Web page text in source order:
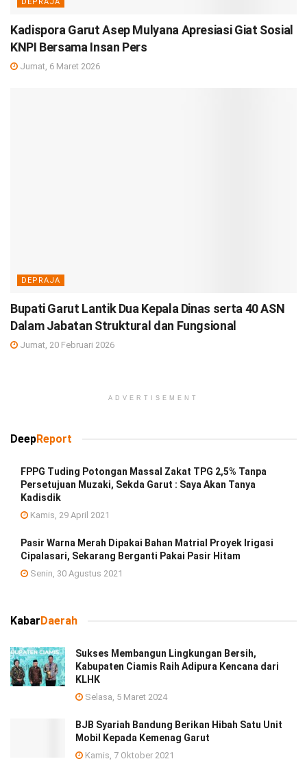
DEPRAJA
Kadispora Garut Asep Mulyana Apresiasi Giat Sosial
KNPI Bersama Insan Pers
Jumat, 6 Maret 2026
DEPRAJA
Bupati Garut Lantik Dua Kepala Dinas serta 40 ASN
Dalam Jabatan Struktural dan Fungsional
Jumat, 20 Februari 2026
ADVERTISEMENT
DeepReport
FPPG Tuding Potongan Massal Zakat TPG 2,5% Tanpa
Persetujuan Muzaki, Sekda Garut : Saya Akan Tanya
Kadisdik
Kamis, 29 April 2021
Pasir Warna Merah Dipakai Bahan Matrial Proyek Irigasi
Cipalasari, Sekarang Berganti Pakai Pasir Hitam
Senin, 30 Agustus 2021
Kabar Daerah
Sukses Membangun Lingkungan Bersih,
Kabupaten Ciamis Raih Adipura Kencana dari
KLHK
Selasa, 5 Maret 2024
BJB Syariah Bandung Berikan Hibah Satu Unit
Mobil Kepada Kemenag Garut
Kamis, 7 Oktober 2021